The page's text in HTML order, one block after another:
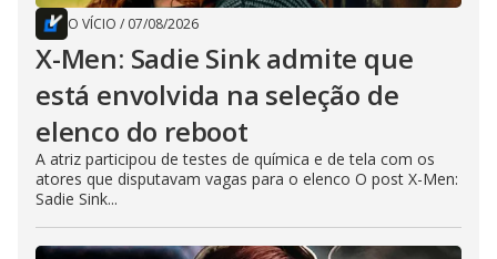
O VÍCIO / 07/08/2026
X-Men: Sadie Sink admite que
está envolvida na seleção de
elenco do reboot
A atriz participou de testes de química e de tela com os
atores que disputavam vagas para o elenco O post X-Men:
Sadie Sink...